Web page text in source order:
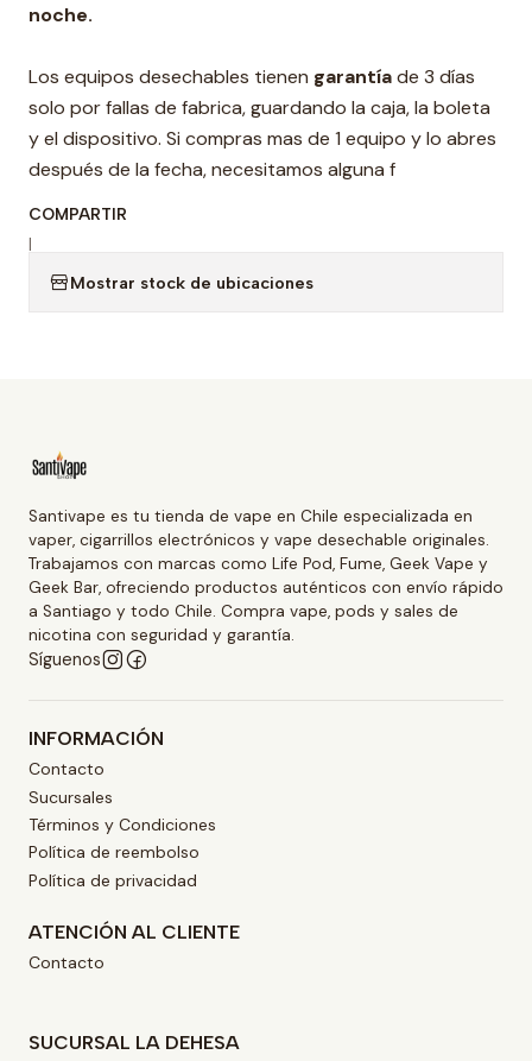
noche.
Los equipos desechables tienen garantíade 3 días
solo por fallas de fabrica, guardando la caja, la boleta
y el dispositivo. Si compras mas de 1 equipo y lo abres
después de la fecha, necesitamos alguna f
COMPARTIR
|
Mostrar stock de ubicaciones
Santivape es tu tienda de vape en Chile especializada en
vaper, cigarrillos electrónicos y vape desechable originales.
Trabajamos con marcas como Life Pod, Fume, Geek Vape y
Geek Bar, ofreciendo productos auténticos con envío rápido
a Santiago y todo Chile. Compra vape, pods y sales de
nicotina con seguridad y garantía.
Síguenos
INFORMACIÓN
Contacto
Sucursales
Términos y Condiciones
Política de reembolso
Política de privacidad
ATENCIÓN AL CLIENTE
Contacto
SUCURSAL LA DEHESA